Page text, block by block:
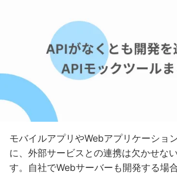
モバイルアプリやWebアプリケーショ
に、外部サービスとの連携は欠かせな
す。自社でWebサーバーも開発する場